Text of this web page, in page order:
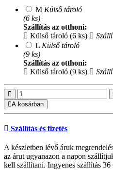
M Külső tároló
(6 ks)
Szállítás az otthoni:
Külső tároló (6 ks)
L Külső tároló
(9 ks)
Szállítás az otthoni:
Külső tároló (9 ks)
A kosárban
Szállítás és fizetés
A készletben lévő áruk
az árut ugyanazon a napon
kell szállítani. Ingyenes szállítás